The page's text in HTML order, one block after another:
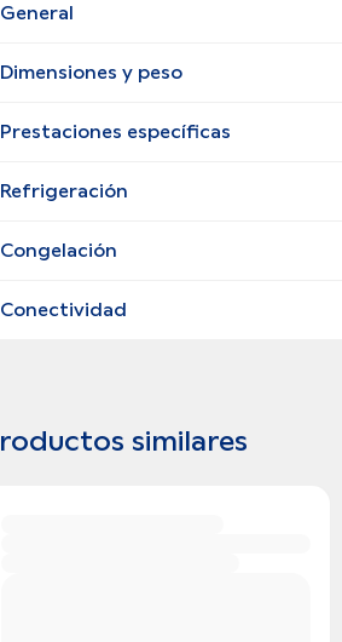
General
Dimensiones y peso
Prestaciones específicas
Refrigeración
Congelación
Conectividad
similares